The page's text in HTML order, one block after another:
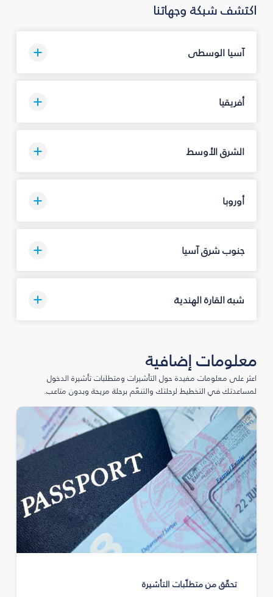
اكتشف شبكة وجهاتنا
آسيا الوسطى
أفريقيا
الشرق الأوسط
أوروبا
جنوب شرق آسيا
شبه القارة الهندية
معلومات إضافية
اعثر على معلومات مفيدة حول التأشيرات ومتطلبات تأشيرة الدخول
لمساعدتك في التخطيط لرحلتك والتنعّم برحلة مريحة وبدون متاعب.
تحقّق من متطلّبات التأشيرة